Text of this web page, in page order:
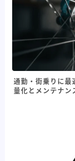
通勤・街乗りに最
量化とメンテナン